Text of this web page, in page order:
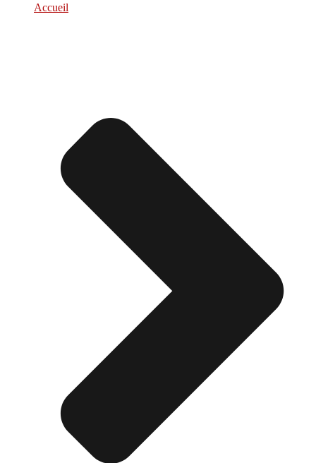
Accueil